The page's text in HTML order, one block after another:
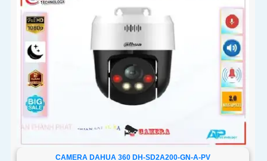
CAMERA DAHUA 360 DH-SD2A200-GN-A-PV